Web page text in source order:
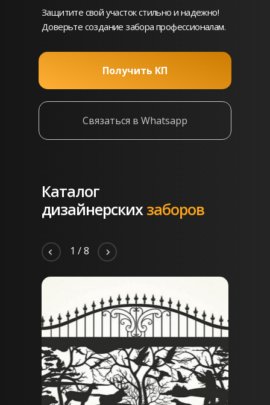
Защитите свой участок стильно и надежно!
Доверьте создание забора профессионалам.
Получить КП
Связаться в Whatsapp
Каталог
дизайнерских заборов
2 /8